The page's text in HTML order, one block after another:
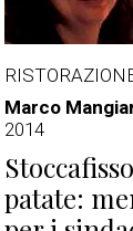
Marco
2014
patate: